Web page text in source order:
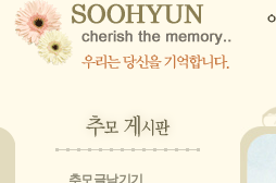
추모글남기기